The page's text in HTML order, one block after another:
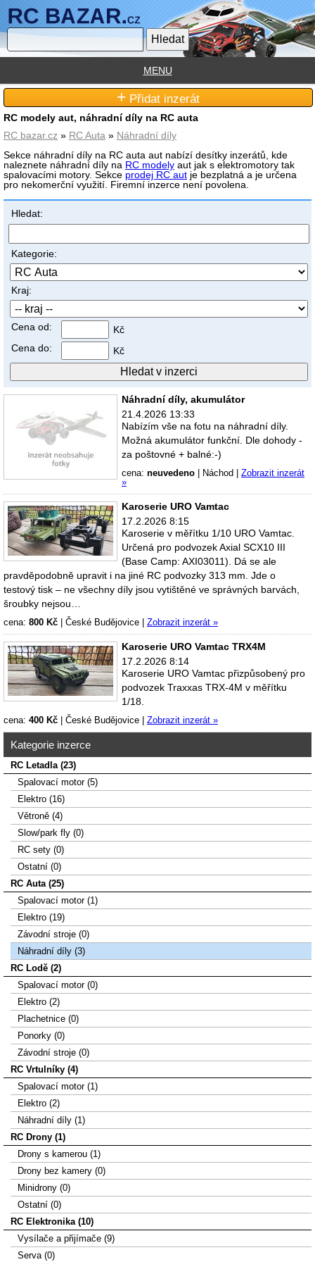
RC modely aut, náhradní díly na RC auta
Sekce náhradní díly na RC auta aut nabízí desítky inzerátů, kde
naleznete náhradní díly na RC modely aut jak s elektromotory tak
spalovacími motory. Sekce prodej RC aut je bezplatná a je určena
pro nekomerční využití. Firemní inzerce není povolena.
Hledat:
Kategorie:
Kraj:
Cena od:
Kč
Cena do:
Kč
Náhradní díly, akumulátor
21.4.2026 13:33
Nabízím vše na fotu na náhradní díly.
Možná akumulátor funkční. Dle dohody -
za poštovné + balné:-)
cena: neuvedeno Náchod
Zobrazit inzerát
»
Karoserie URO Vamtac
17.2.2026 8:15
Karoserie v měřítku 1/10 URO Vamtac.
Určená pro podvozek Axial SCX10 III
(Base Camp: AXI03011). Dá se ale
pravděpodobně upravit i na jiné RC podvozky 313 mm. Jde o
testový tisk – ne všechny díly jsou vytištěné ve správných barvách,
šroubky nejsou…
cena: 800 Kč České Budějovice Zobrazit inzerát »
Karoserie URO Vamtac TRX4M
17.2.2026 8:14
Karoserie URO Vamtac přizpůsobený pro
podvozek Traxxas TRX-4M v měřítku
1/18.
cena: 400 Kč České Budějovice Zobrazit inzerát »
RC bazar.cz » RC Auta » Náhradní díly
Kategorie inzerce
RC Letadla (23)
Spalovací­ motor (5)
Elektro (16)
Větroně (4)
Slow/park fly (0)
RC sety (0)
Ostatní (0)
RC Auta (25)
Spalovací motor (1)
Elektro (19)
Závodní stroje (0)
Náhradní díly (3)
RC Lodě (2)
Spalovací motor (0)
Elektro (2)
Plachetnice (0)
Ponorky (0)
Závodní stroje (0)
RC Vrtulníky (4)
Spalovací motor (1)
Elektro (2)
Náhradní díly (1)
RC Drony (1)
Drony s kamerou (1)
Drony bez kamery (0)
Minidrony (0)
Ostatní (0)
RC Elektronika (10)
Vysílače a přijímače (9)
Serva (0)
MENU
+ Přidat inzerát